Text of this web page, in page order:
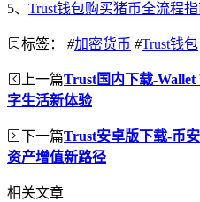
5、 Trust钱包购买猪币全流程
标签： #加密货币 #Trust钱包
上一篇Trust国内下载-
字生活新体验
下一篇Trust安卓版下载-币
资产增值新路径
相关文章